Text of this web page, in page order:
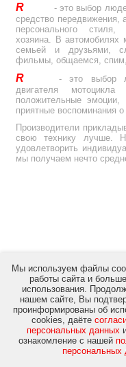
R
- это выбор
средство передвижения,
персонального стиля,
хозяина. В автомобилях
семьей и друзьями,
фильмы, общаемся,
R
- это выбор
двигателя
положительные
приятные воспоминания
Производители
свою технику лучше.
удовлетворить
мы получаем нечто
© Copyright 2012-
Мы используем файлы
работы сайта и
использования.
нашем сайте, Вы
проинформированы об
cookies, даёте
персональных данных
ознакомление с нашей
персональных